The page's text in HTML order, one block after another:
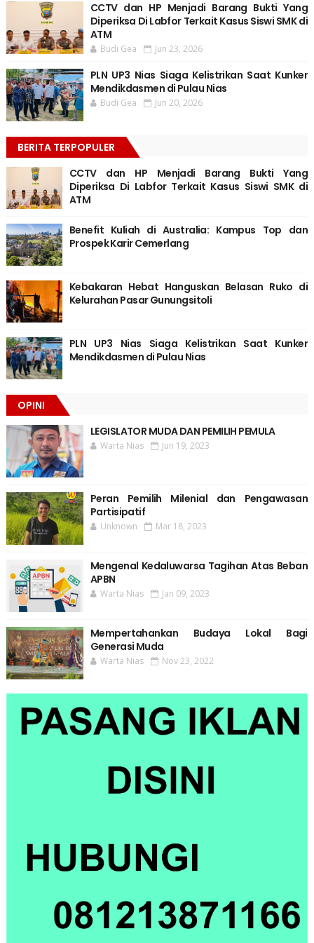
CCTV dan HP Menjadi Barang Bukti Yang
Diperiksa Di Labfor Terkait Kasus Siswi SMK di
ATM
Budi Gea Jun 23, 2026
PLN UP3 Nias Siaga Kelistrikan Saat Kunker
Mendikdasmen di Pulau Nias
Budi Gea Jun 20, 2026
BERITA TERPOPULER
CCTV dan HP Menjadi Barang Bukti Yang
Diperiksa Di Labfor Terkait Kasus Siswi SMK di
ATM
Benefit Kuliah di Australia: Kampus Top dan
Prospek Karir Cemerlang
Kebakaran Hebat Hanguskan Belasan Ruko di
Kelurahan Pasar Gunungsitoli
PLN UP3 Nias Siaga Kelistrikan Saat Kunker
Mendikdasmen di Pulau Nias
OPINI
LEGISLATOR MUDA DAN PEMILIH PEMULA
Warta Nias Jun 19, 2023
Peran Pemilih Milenial dan Pengawasan
Partisipatif
Unknown Mar 18, 2023
Mengenal Kedaluwarsa Tagihan Atas Beban
APBN
Warta Nias Jan 09, 2023
Mempertahankan Budaya Lokal Bagi
Generasi Muda
Warta Nias Nov 23, 2022